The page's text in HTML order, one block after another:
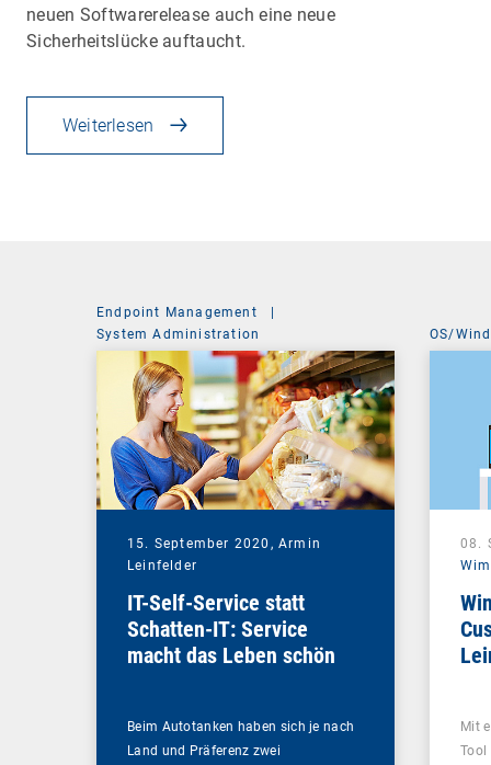
neuen Softwarerelease auch eine neue
Sicherheitslücke auftaucht.
Weiterlesen
Endpoint Management
|
System Administration
15. September 2020, Armin
Leinfelder
IT-Self-Service statt
Schatten-IT: Service
macht das Leben schön
Beim Autotanken haben sich je nach
Land und Präferenz zwei
OS/
08.
Mit
Tool